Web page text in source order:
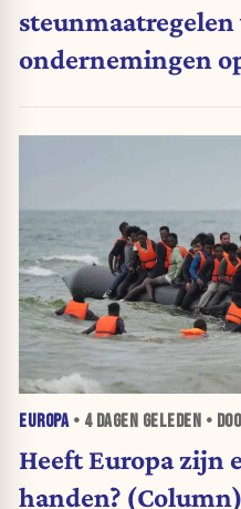
steunmaatregelen
ondernemingen
EUROPA• 4 DAGEN GELEDEN •
Heeft Europa zijn
handen? (Column)